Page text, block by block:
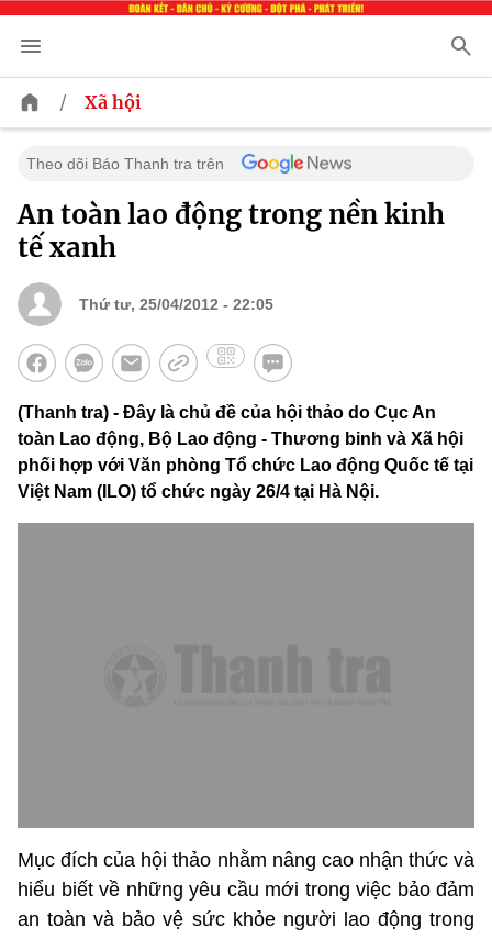
/ Xã hội
Theo dõi Báo Thanh tra trên
An toàn lao động trong nền kinh
tế xanh
Thứ tư, 25/04/2012 - 22:05
(Thanh tra) - Đây là chủ đề của hội thảo do Cục An
toàn Lao động, Bộ Lao động - Thương binh và Xã hội
phối hợp với Văn phòng Tổ chức Lao động Quốc tế tại
Việt Nam (ILO) tổ chức ngày 26/4 tại Hà Nội.
Mục đích của hội thảo nhằm nâng cao nhận thức và
hiểu biết về những yêu cầu mới trong việc bảo đảm
an toàn và bảo vệ sức khỏe người lao động trong